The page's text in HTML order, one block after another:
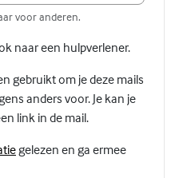
voor anderen.
naar een hulpverlener.
gebruikt om je deze mails
anders voor. Je kan je
link in de mail.
(Externe link)
gelezen en ga ermee